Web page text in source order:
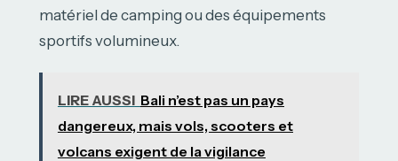
matériel de camping ou des équipements
sportifs volumineux.
LIRE AUSSI Bali n’est pas un pays
dangereux, mais vols, scooters et
volcans exigent de la vigilance